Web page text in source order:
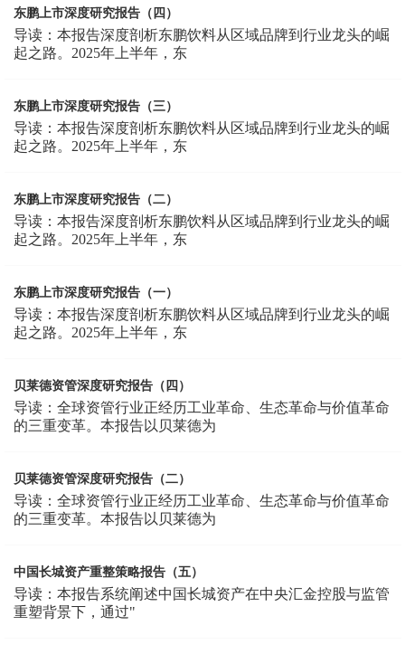
东鹏上市深度研究报告（四）
导读：本报告深度剖析东鹏饮料从区域品牌到行业龙头的崛
起之路。2025年上半年，东
东鹏上市深度研究报告（三）
导读：本报告深度剖析东鹏饮料从区域品牌到行业龙头的崛
起之路。2025年上半年，东
东鹏上市深度研究报告（二）
导读：本报告深度剖析东鹏饮料从区域品牌到行业龙头的崛
起之路。2025年上半年，东
东鹏上市深度研究报告（一）
导读：本报告深度剖析东鹏饮料从区域品牌到行业龙头的崛
起之路。2025年上半年，东
贝莱德资管深度研究报告（四）
导读：全球资管行业正经历工业革命、生态革命与价值革命
的三重变革。本报告以贝莱德为
贝莱德资管深度研究报告（二）
导读：全球资管行业正经历工业革命、生态革命与价值革命
的三重变革。本报告以贝莱德为
中国长城资产重整策略报告（五）
导读：本报告系统阐述中国长城资产在中央汇金控股与监管
重塑背景下，通过"